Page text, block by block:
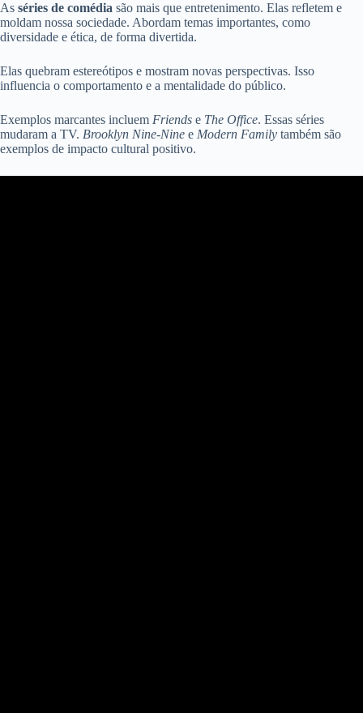
As séries de comédia são mais que entretenimento. Elas refletem e
moldam nossa sociedade. Abordam temas importantes, como
diversidade e ética, de forma divertida.
Elas quebram estereótipos e mostram novas perspectivas. Isso
influencia o comportamento e a mentalidade do público.
Exemplos marcantes incluem Friends e The Office. Essas séries
mudaram a TV. Brooklyn Nine-Nine e Modern Family também são
exemplos de impacto cultural positivo.